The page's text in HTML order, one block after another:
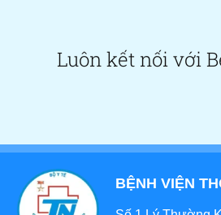
Luôn kết nối với
BỆNH VIỆN